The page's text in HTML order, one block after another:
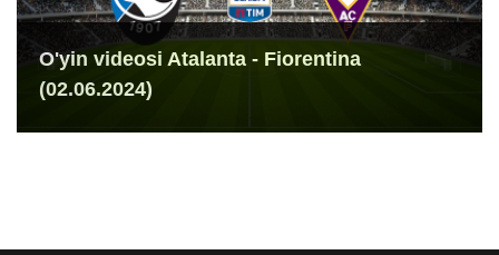
O'yin videosi Atalanta - Fiorentina
(02.06.2024)